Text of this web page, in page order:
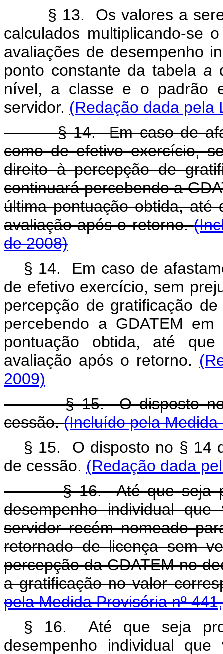
§ 13. Os valores a serem
calculados multiplicando-se
avaliações de desempenho
ponto constante da tabela a
nível, a classe e o padrão
servidor. (Redação dada pela
§ 14. Em caso de
como de efetivo exercício,
direito à percepção de
continuará percebendo a
última pontuação obtida, até
avaliação após o retorno.
de 2008)
§ 14. Em caso de
de efetivo exercício, sem
percepção de gratificação
percebendo a GDATEM
pontuação obtida, até
avaliação após o retorno.
2009)
§ 15. O disposto no §
cessão.(Incluído pela Medida
§ 15. O disposto no § 14
de cessão. (Redação dada
§ 16. Até que seja
desempenho individual
servidor recém nomeado
retornado de licença sem
percepção da GDATEM no
a gratificação no valor
pela Medida Provisória nº
§ 16. Até que seja
desempenho individual